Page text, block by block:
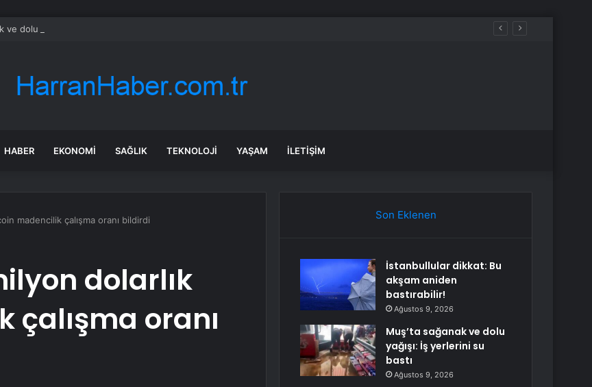
ve dolu yağışı: İş yerlerini su bastı
HABER EKONOMI SAĞLIK TEKNOLOJI YAŞAM İLETIŞIM
madencilik çalışma oranı bildirdi
dolarlık
çalışma oranı
Son Eklenen
İstanbullular dikkat: Bu
akşam aniden
bastırabilir!
Ağustos 9, 2026
Muş’ta sağanak ve dolu
yağışı: İş yerlerini su
bastı
Ağustos 9, 2026